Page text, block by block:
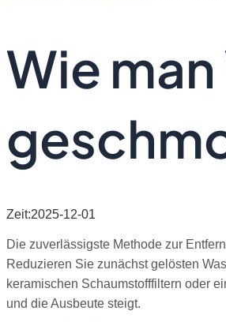
Wie
Zeit:2025-12-01
Die zuverlässigste Methode zur
Reduzieren Sie zunächst gelösten
keramischen Schaumstofffiltern oder
und die Ausbeute steigt.